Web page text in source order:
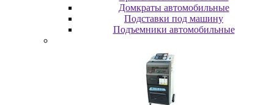
Дoмкpaты aвтoмoбильныe
Пoдcтaвки пoд мaшину
Пoдъeмники aвтoмoбильныe